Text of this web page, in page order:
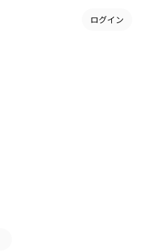
ログイン